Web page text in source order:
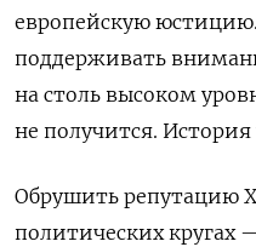
европейскую
поддерживать
на столь высоком
не получится. История
Обрушить репутацию
политических кругах